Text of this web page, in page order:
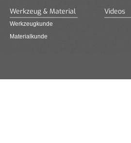
Werkzeug & Material
Werkzeugkunde
Materialkunde
Videos